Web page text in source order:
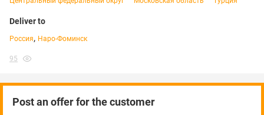
Deliver to
Россия, Наро-Фоминск
95
Post an offer for the customer